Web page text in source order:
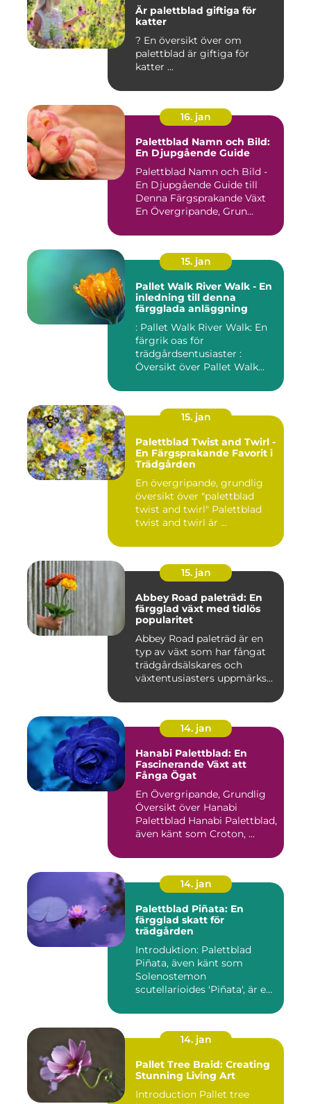
Är palettblad giftiga för
katter
? En översikt över om
palettblad är giftiga för
katter ...
16. jan
Palettblad Namn och Bild:
En Djupgående Guide
Palettblad Namn och Bild -
En Djupgående Guide till
Denna Färgsprakande Växt
En Övergripande, Grun...
15. jan
Pallet Walk River Walk - En
inledning till denna
färgglada anläggning
: Pallet Walk River Walk: En
färgrik oas för
trädgårdsentusiaster :
Översikt över Pallet Walk
15. jan
Palettblad Twist and Twirl -
En Färgsprakande Favorit i
Trädgården
En övergripande, grundlig
översikt över "palettblad
twist and twirl" Palettblad
twist and twirl är ...
15. jan
Abbey Road paleträd: En
färgglad växt med tidlös
popularitet
Abbey Road paleträd är en
typ av växt som har fångat
trädgårdsälskares och
växtentusiasters uppmärks...
14. jan
Hanabi Palettblad: En
Fascinerande Växt att
Fånga Ögat
En Övergripande, Grundlig
Översikt över Hanabi
Palettblad Hanabi Palettblad,
även känt som Croton, ...
14. jan
Palettblad Piñata: En
färgglad skatt för
trädgården
Introduktion: Palettblad
Piñata, även känt som
Solenostemon
scutellarioides 'Piñata', är en
14. jan
Pallet Tree Braid: Creating
Stunning Living Art
Introduction Pallet tree